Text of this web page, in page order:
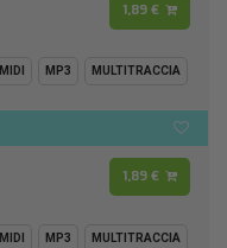
1,89 €
MIDI MP3 MULTITRACCIA
1,89 €
MIDI MP3 MULTITRACCIA